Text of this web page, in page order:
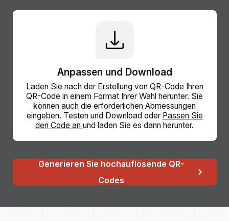
Anpassen und Download
Laden Sie nach der Erstellung von QR-Code Ihren
QR-Code in einem Format Ihrer Wahl herunter. Sie
können auch die erforderlichen Abmessungen
eingeben. Testen und Download oder Passen Sie
den Code an und laden Sie es dann herunter.
Generieren Sie hochauflösende QR-
Codes